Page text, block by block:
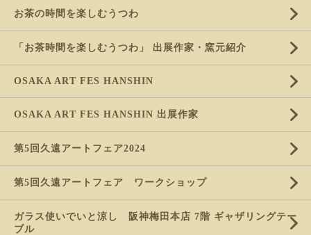
お茶の時間を楽しむうつわ
「お茶時間を楽しむうつわ」 出展作家・窯元紹介
OSAKA ART FES HANSHIN
OSAKA ART FES HANSHIN 出展作家
第5回久遠アートフェア2024
第5回久遠アートフェア ワークショップ
ガラス使いでいと涼し 阪神梅田本店 7階 ギャザリングテー
ブル